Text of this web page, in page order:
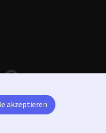
akzeptieren